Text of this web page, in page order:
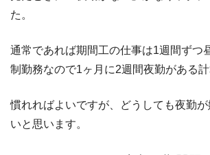
た。
通常であれば期間工の仕事は1週間ずつ
制勤務なので1ヶ月に2週間夜勤がある計
慣れればよいですが、どうしても夜勤
いと思います。